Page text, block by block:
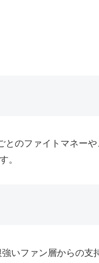
のファイトマネー
。
いファン層からの支